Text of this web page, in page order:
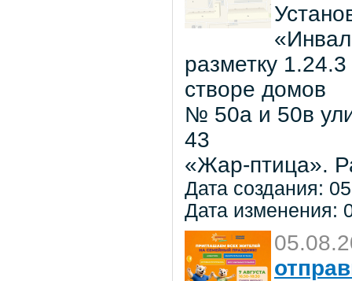
разметку
створе домов
№ 50а и 50в
43
«Жар-птица».
Дата создания:
Дата изменения: